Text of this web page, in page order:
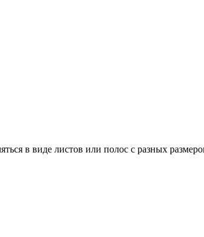
в виде листов или полос с разных